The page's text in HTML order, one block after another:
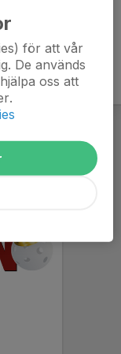
för att vår
De används
oss att